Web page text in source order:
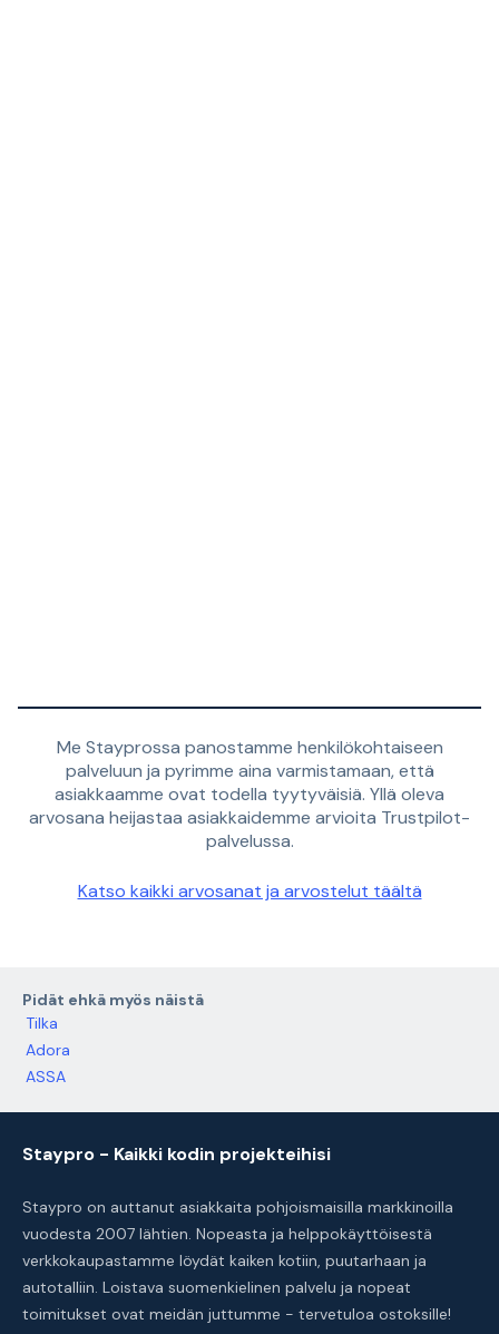
Me Stayprossa panostamme henkilökohtaiseen
palveluun ja pyrimme aina varmistamaan, että
asiakkaamme ovat todella tyytyväisiä. Yllä oleva
arvosana heijastaa asiakkaidemme arvioita Trustpilot-
palvelussa.
Katso kaikki arvosanat ja arvostelut täältä
Pidät ehkä myös näistä
Tilka
Adora
ASSA
Staypro - Kaikki kodin projekteihisi
Staypro on auttanut asiakkaita pohjoismaisilla markkinoilla
vuodesta 2007 lähtien. Nopeasta ja helppokäyttöisestä
verkkokaupastamme löydät kaiken kotiin, puutarhaan ja
autotalliin. Loistava suomenkielinen palvelu ja nopeat
toimitukset ovat meidän juttumme - tervetuloa ostoksille!